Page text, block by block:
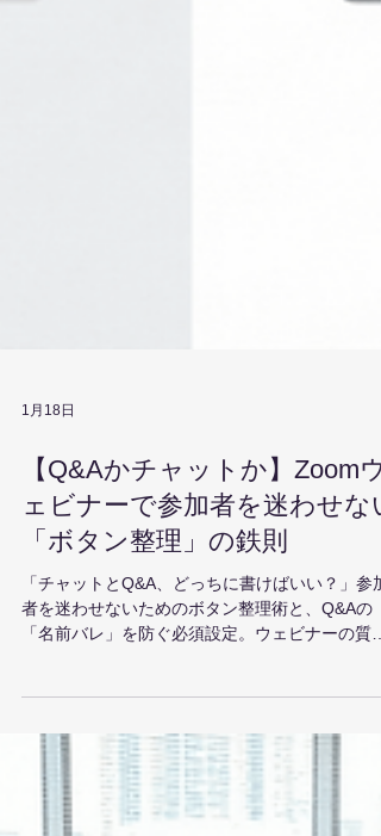
1月18日
【Q&Aかチャットか】Zoomウ
ェビナーで参加者を迷わせな
「ボタン整理」の鉄則
「名前バレ」を防ぐ必須設定。ウェビナーの質疑
応答を安全に活性化させるプロの技を公開。